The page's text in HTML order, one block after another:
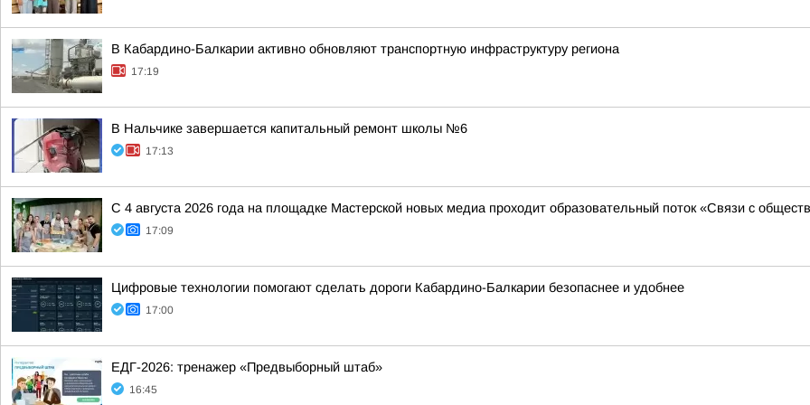
В Кабардино-Балкарии активно обновляют транспортную инфраструктуру региона
17:19
В Нальчике завершается капитальный ремонт школы №6
17:13
С 4 августа 2026 года на площадке Мастерской новых медиа проходит образовательный поток «Связи с
17:09
Цифровые технологии помогают сделать дороги Кабардино-Балкарии безопаснее и удобнее
17:00
ЕДГ-2026: тренажер «Предвыборный штаб»
16:45